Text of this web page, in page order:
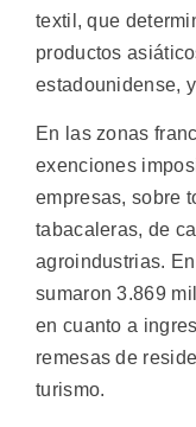
textil, que
productos
estadounidense,
En las zonas
exenciones
empresas, sobre
tabacaleras, de
agroindustrias.
sumaron 3.869
en cuanto a
remesas de
turismo.